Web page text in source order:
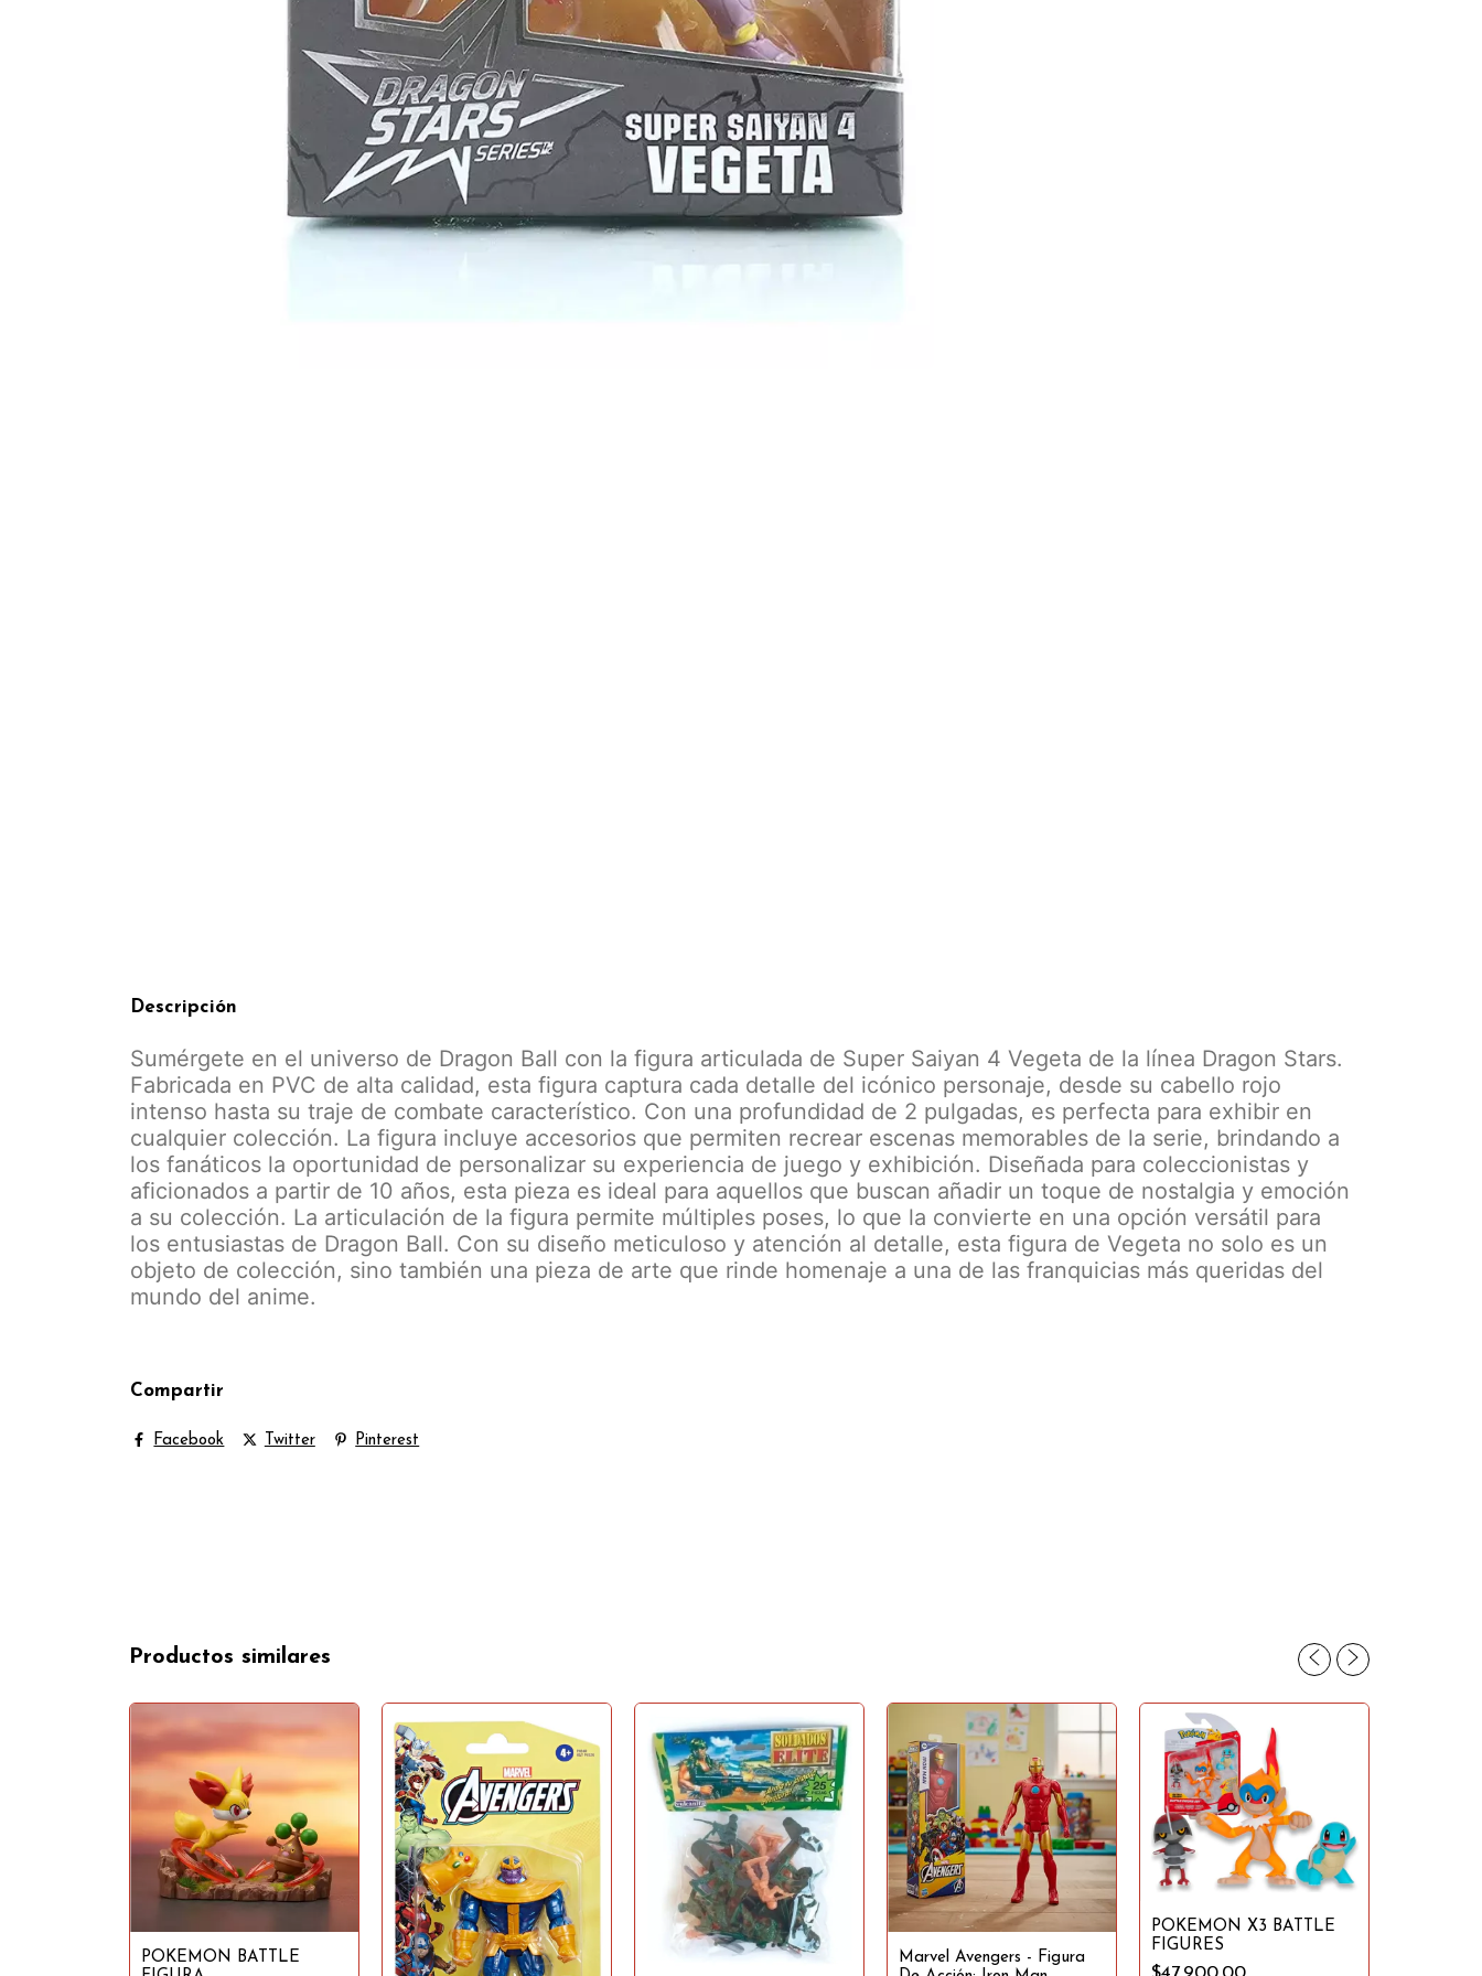
Descripción
Sumérgete en el universo de Dragon Ball con la figura articulada de Super Saiyan 4 Vegeta de la línea Dragon Stars.
Fabricada en PVC de alta calidad, esta figura captura cada detalle del icónico personaje, desde su cabello rojo
intenso hasta su traje de combate característico. Con una profundidad de 2 pulgadas, es perfecta para exhibir en
cualquier colección. La figura incluye accesorios que permiten recrear escenas memorables de la serie, brindando a
los fanáticos la oportunidad de personalizar su experiencia de juego y exhibición. Diseñada para coleccionistas y
aficionados a partir de 10 años, esta pieza es ideal para aquellos que buscan añadir un toque de nostalgia y emoción
a su colección. La articulación de la figura permite múltiples poses, lo que la convierte en una opción versátil para
los entusiastas de Dragon Ball. Con su diseño meticuloso y atención al detalle, esta figura de Vegeta no solo es un
objeto de colección, sino también una pieza de arte que rinde homenaje a una de las franquicias más queridas del
mundo del anime.
Compartir
Facebook Twitter Pinterest
Productos similares
POKEMON BATTLE
Marvel Avengers - Figura
POKEMON X3 BATTLE
FIGURES